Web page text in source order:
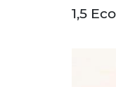
1,5